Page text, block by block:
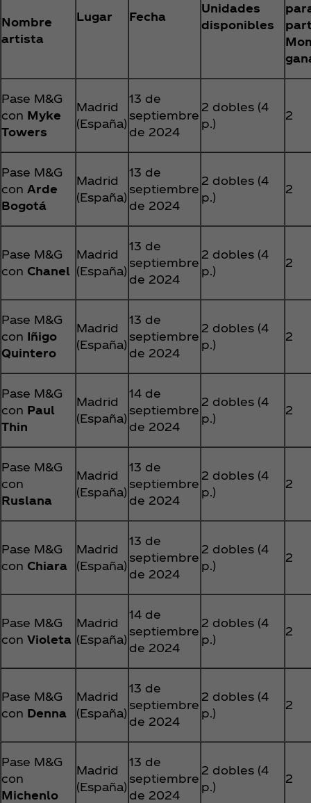
Nombre
artista
Lugar Fecha
Unidades
disponibles
Pase M&G
con Myke
Towers
Madrid
(España)
13 de
septiembre
de 2024
2 dobles (4
p.)
2
Pase M&G
con Arde
Bogotá
Madrid
(España)
13 de
septiembre
de 2024
2 dobles (4
p.)
2
Pase M&G
con Chanel
Madrid
(España)
13 de
septiembre
de 2024
2 dobles (4
p.)
2
Pase M&G
con Iñigo
Quintero
Madrid
(España)
13 de
septiembre
de 2024
2 dobles (4
p.)
2
Pase M&G
con Paul
Thin
Madrid
(España)
14 de
septiembre
de 2024
2 dobles (4
p.)
2
Pase M&G
con
Ruslana
Madrid
(España)
13 de
septiembre
de 2024
2 dobles (4
p.)
2
Pase M&G
con Chiara
Madrid
(España)
13 de
septiembre
de 2024
2 dobles (4
p.)
2
Pase M&G
con Violeta
Madrid
(España)
14 de
septiembre
de 2024
2 dobles (4
p.)
2
Pase M&G
con Denna
Madrid
(España)
13 de
septiembre
de 2024
2 dobles (4
p.)
2
Pase M&G
con
Michenlo
Madrid
(España)
13 de
septiembre
de 2024
2 dobles (4
p.)
2